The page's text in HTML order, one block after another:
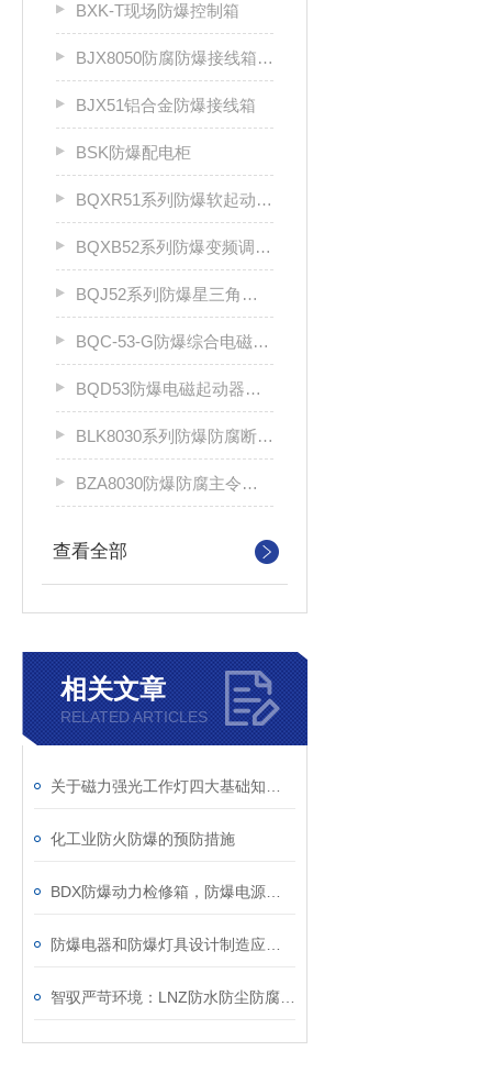
BXK-T现场防爆控制箱
BJX8050防腐防爆接线箱厂家
BJX51铝合金防爆接线箱
BSK防爆配电柜
BQXR51系列防爆软起动器（ⅡB）
BQXB52系列防爆变频调速箱（II B）
BQJ52系列防爆星三角起动箱（Ⅱ B）
BQC-53-G防爆综合电磁起动器
BQD53防爆电磁起动器（Ⅱ B、Ⅱ C）
BLK8030系列防爆防腐断路器
BZA8030防爆防腐主令控制器
查看全部
相关文章
RELATED ARTICLES
化工业防火防爆的预防措施